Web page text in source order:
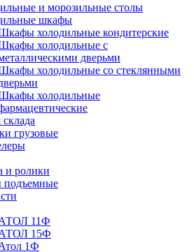
и морозильные столы
шкафы
холодильные кондитерские
холодильные с
дверьми
холодильные со стеклянными
холодильные
грузовые
и ролики
подъемные
11Ф
15Ф
1Ф